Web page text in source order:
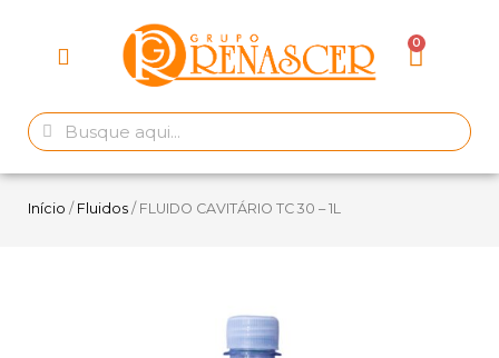
Início / Fluidos / FLUIDO CAVITÁRIO TC 30 – 1L